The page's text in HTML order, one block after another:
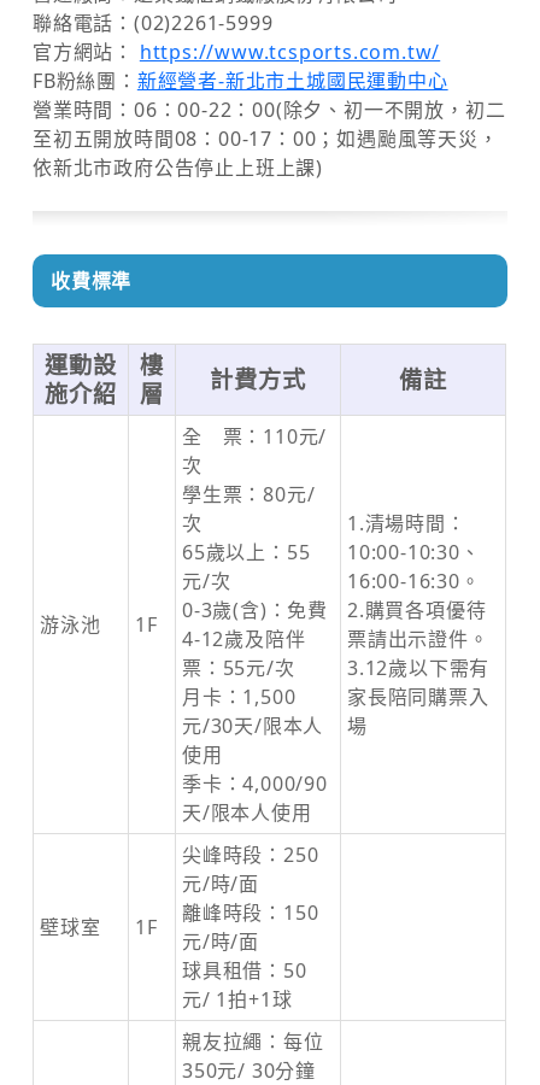
聯絡電話：(02)2261-5999
官方網站： https://www.tcsports.com.tw/
FB粉絲團： 新經營者-新北市土城國民運動中心
營業時間：06：00-22：00(除夕、初一不開放，初二
至初五開放時間08：00-17：00；如遇颱風等天災，
依新北市政府公告停止上班上課)
收費標準
運動設
施介紹
樓
層
計費方式 備註
游泳池 1F
全 票：110元/
次
學生票：80元/
次
65歲以上：55
元/次
0-3歲(含)：免費
4-12歲及陪伴
票：55元/次
月卡：1,500
元/30天/限本人
使用
季卡：4,000/90
天/限本人使用
1.清場時間：
10:00-10:30、
16:00-16:30。
2.購買各項優待
票請出示證件。
3.12歲以下需有
家長陪同購票入
場
壁球室 1F
尖峰時段：250
元/時/面
離峰時段：150
元/時/面
球具租借：50
元/ 1拍+1球
親友拉繩：每位
350元/ 30分鐘